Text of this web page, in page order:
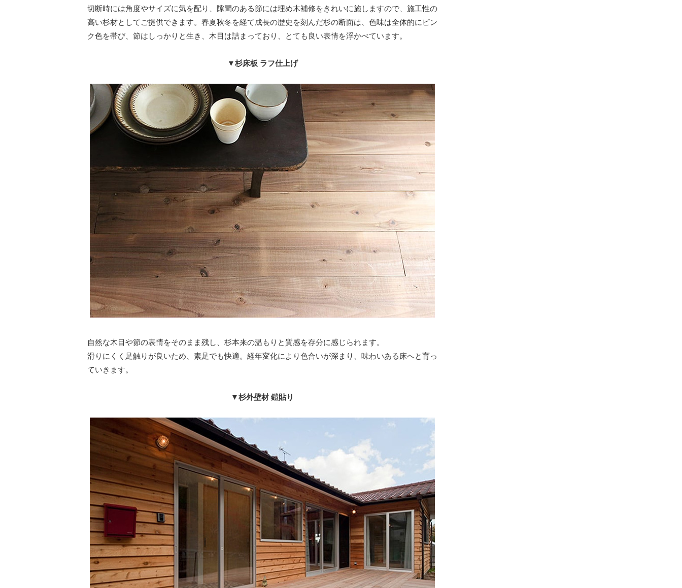
切断時には角度やサイズに気を配り、隙間のある節には埋め木補修をきれいに施しますので、施工性の
高い杉材としてご提供できます。春夏秋冬を経て成長の歴史を刻んだ杉の断面は、色味は全体的にピン
ク色を帯び、節はしっかりと生き、木目は詰まっており、とても良い表情を浮かべています。
▼杉床板 ラフ仕上げ
自然な木目や節の表情をそのまま残し、杉本来の温もりと質感を存分に感じられます。
滑りにくく足触りが良いため、素足でも快適。経年変化により色合いが深まり、味わいある床へと育っ
ていきます。
▼杉外壁材 鎧貼り